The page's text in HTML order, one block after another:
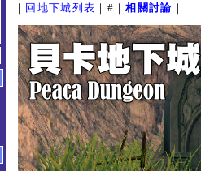
｜ 回地下城列表 ｜#｜相關討論 ｜